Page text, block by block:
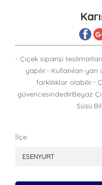
- Çiçek siparişi
yapılır.- Kullanılan
farklılıklar olabilir.-
güvencesindedirBeyaz
İlçe: